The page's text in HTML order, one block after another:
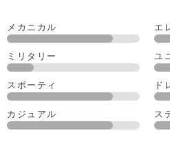
メカニカル エ
ミリタリー ユ
スポーティ ド
カジュアル ス